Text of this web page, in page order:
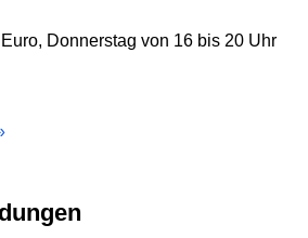
Donnerstag von 16 bis 20 Uhr